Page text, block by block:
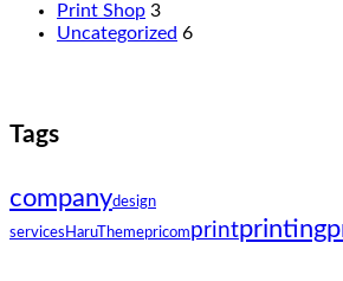
Print Shop 3
Uncategorized 6
Tags
companydesign
services HaruThemepricomprintprinting